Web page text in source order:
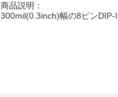
商品説明：
300mil(0.3inch)幅の8ピン